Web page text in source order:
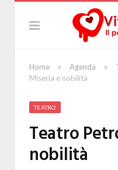
Home » Agenda »
Miseria e nobilità
TEATRO
Teatro
nobilità